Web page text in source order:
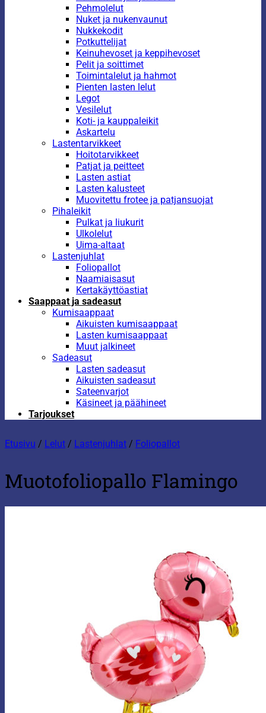
Pehmolelut
Nuket ja nukenvaunut
Nukkekodit
Potkuttelijat
Keinuhevoset ja keppihevoset
Pelit ja soittimet
Toimintalelut ja hahmot
Pienten lasten lelut
Legot
Vesilelut
Koti- ja kauppaleikit
Askartelu
Lastentarvikkeet
Hoitotarvikkeet
Patjat ja peitteet
Lasten astiat
Lasten kalusteet
Muovitettu frotee ja patjansuojat
Pihaleikit
Pulkat ja liukurit
Ulkolelut
Uima-altaat
Lastenjuhlat
Foliopallot
Naamiaisasut
Kertakäyttöastiat
Saappaat ja sadeasut
Kumisaappaat
Aikuisten kumisaappaat
Lasten kumisaappaat
Muut jalkineet
Sadeasut
Lasten sadeasut
Aikuisten sadeasut
Sateenvarjot
Käsineet ja päähineet
Tarjoukset
Etusivu / Lelut / Lastenjuhlat / Foliopallot
Muotofoliopallo Flamingo